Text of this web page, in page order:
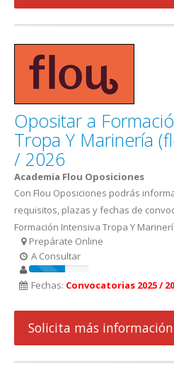
Opositar a
Tropa Y Marinería
/ 2026
Academia Flou Oposiciones
Con Flou Oposiciones podrás
requisitos, plazas y fechas de
Formación Intensiva Tropa Y
Prepárate Online
A Consultar
Fechas: Convocatorias 2025 /
Solicita más